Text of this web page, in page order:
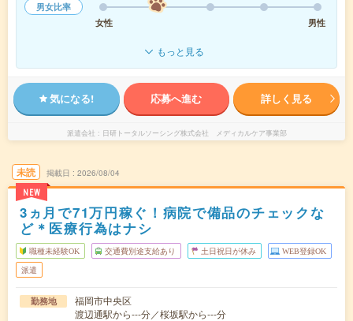
男女比率
女性
男性
もっと見る
気になる! 応募へ進む 詳しく見る
派遣会社 日研トータルソーシング株式会社 メディカルケア事業部
未読
NEW
掲載日 2026/08/04
3ヵ月で71万円稼ぐ！病院で備品のチェックな
ど＊医療行為はナシ
職種未経験OK 交通費別途支給あり 土日祝日が休み WEB登録OK
派遣
勤務地
福岡市中央区
渡辺通駅から---分／桜坂駅から---分